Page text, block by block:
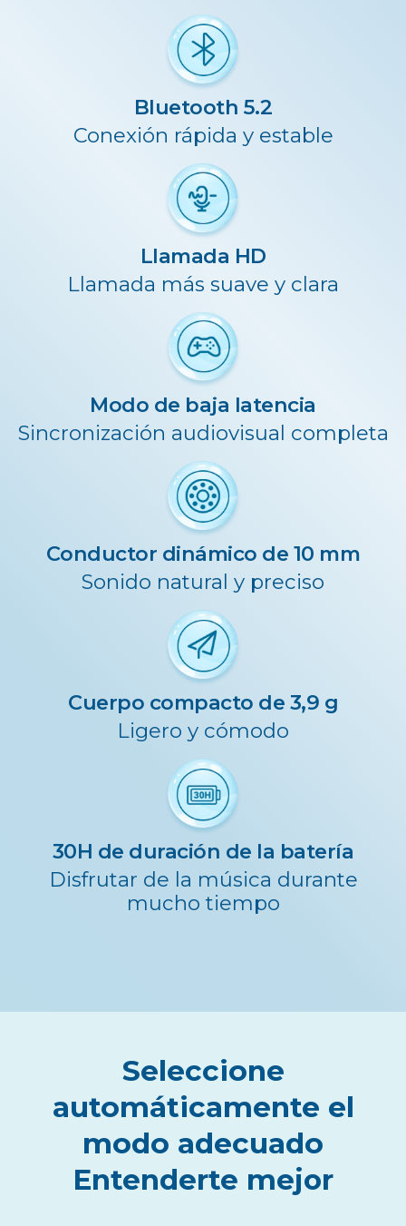
Bluetooth 5.2
Conexión rápida y estable
Llamada HD
Llamada más suave y clara
Modo de baja latencia
Sincronización audiovisual completa
Conductor dinámico de 10 mm
Sonido natural y preciso
Cuerpo compacto de 3,9 g
Ligero y cómodo
30H de duración de la batería
Disfrutar de la música durante
mucho tiempo
Seleccione
automáticamente el
modo adecuado
Entenderte mejor